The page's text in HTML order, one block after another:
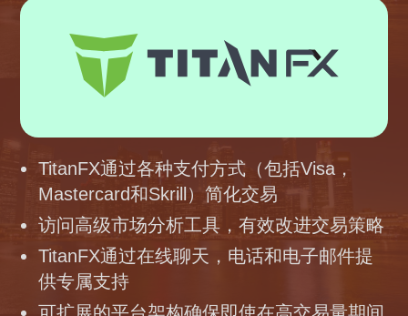
TitanFX通过各种支付方式（包括Visa，
Mastercard和Skrill）简化交易
访问高级市场分析工具，有效改进交易策略
TitanFX通过在线聊天，电话和电子邮件提
供专属支持